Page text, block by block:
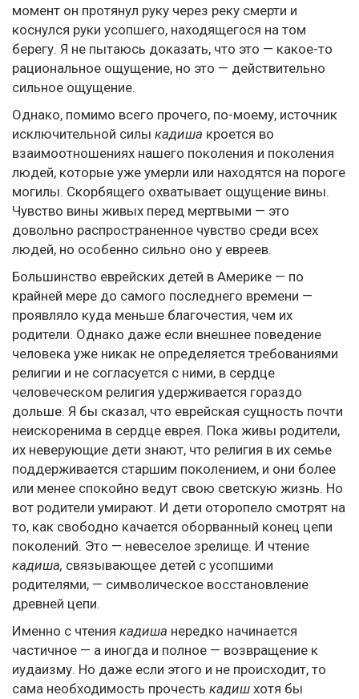
момент он протянул руку через реку смерти и
коснулся руки усопшего, находящегося на том
берегу. Я не пытаюсь доказать, что это — какое-то
рациональное ощущение, но это — действительно
сильное ощущение.
Однако, помимо всего прочего, по-моему, источник
исключительной силы кадиша кроется во
взаимоотношениях нашего поколения и поколения
людей, которые уже умерли или находятся на пороге
могилы. Скорбящего охватывает ощущение вины.
Чувство вины живых перед мертвыми — это
довольно распространенное чувство среди всех
людей, но особенно сильно оно у евреев.
Большинство еврейских детей в Америке — по
крайней мере до самого последнего времени —
проявляло куда меньше благочестия, чем их
родители. Однако даже если внешнее поведение
человека уже никак не определяется требованиями
религии и не согласуется с ними, в сердце
человеческом религия удерживается гораздо
дольше. Я бы сказал, что еврейская сущность почти
неискоренима в сердце еврея. Пока живы родители,
их неверующие дети знают, что религия в их семье
поддерживается старшим поколением, и они более
или менее спокойно ведут свою светскую жизнь. Но
вот родители умирают. И дети оторопело смотрят на
то, как свободно качается оборванный конец цепи
поколений. Это — невеселое зрелище. И чтение
кадиша, связывающее детей с усопшими
родителями, — символическое восстановление
древней цепи.
Именно с чтения кадиша нередко начинается
частичное — а иногда и полное — возвращение к
иудаизму. Но даже если этого и не происходит, то
сама необходимость прочесть кадиш хотя бы